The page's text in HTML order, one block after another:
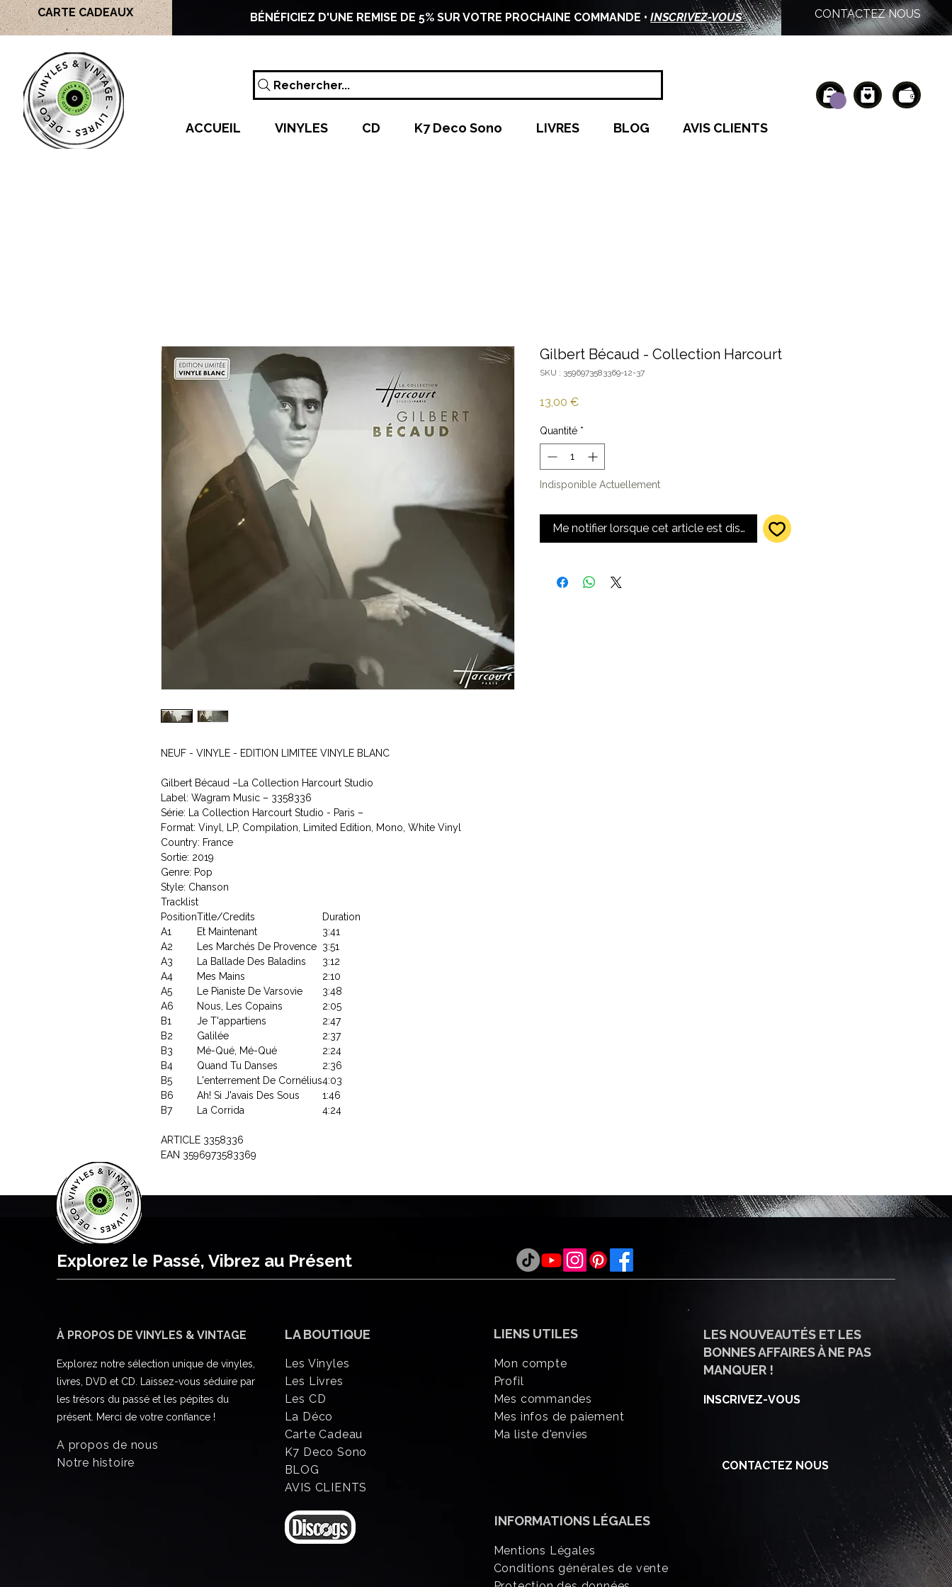
CARTE CADEAUX BÉNÉFICIEZ D'UNE REMISE DE 5% SUR VOTRE PROCHAINE COMMANDE •INSCRIVEZ-VOUS CONTACTEZ NOUS
Rechercher...
ACCUEIL VINYLES CD K7 Deco Sono LIVRES BLOG AVIS CLIENTS
NEUF - VINYLE - EDITION LIMITEE VINYLE BLANC
Gilbert Bécaud ‎–La Collection Harcourt Studio
Label: Wagram Music ‎– 3358336
Série: La Collection Harcourt Studio - Paris –
Format: Vinyl, LP, Compilation, Limited Edition, Mono, White Vinyl
Country: France
Sortie: 2019
Genre: Pop
Style: Chanson
Tracklist
PositionTitle/Credits
Duration
A1
Et Maintenant
3:41
A2
Les Marchés De Provence 3:51
A3
La Ballade Des Baladins
3:12
A4
Mes Mains
2:10
A5
Le Pianiste De Varsovie
3:48
A6
Nous, Les Copains
2:05
B1
Je T'appartiens
2:47
B2
Galilée
2:37
B3
Mé-Qué, Mé-Qué
2:24
B4
Quand Tu Danses
2:36
B5
L'enterrement De Cornélius4:03
B6
Ah! Si J'avais Des Sous
1:46
B7
La Corrida 4:24
ARTICLE 3358336
EAN 3596973583369
Gilbert Bécaud - Collection Harcourt
SKU : 3596973583369-12-37
13,00 €Prix
Quantité *
Indisponible Actuellement
Me notifier lorsque cet article est disponible
Explorez le Passé, Vibrez au Présent
À PROPOS DE VINYLES & VINTAGE
Explorez notre sélection unique de vinyles,
livres, DVD et CD. Laissez-vous séduire par
les trésors du passé et les pépites du
présent. Merci de votre confiance !
A propos de nous
Notre histoire
LA BOUTIQUE
Les Vinyles
Les Livres
Les CD
La Déco
Carte Cadeau
K7 Deco Sono
BLOG
AVIS CLIENTS
LIENS UTILES
Mon compte
Profil
Mes commandes
Mes infos de paiement
Ma liste d'envies
INFORMATIONSLÉGALES
Mentions Légales
Conditions générales de vente
LES NOUVEAUTÉS ET LES
BONNES AFFAIRES À NE PAS
MANQUER !
INSCRIVEZ-VOUS
CONTACTEZ NOUS